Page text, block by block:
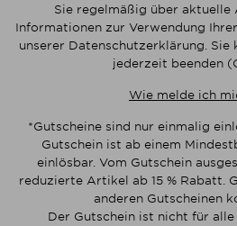
Sie regelmäßig über aktuelle
Informationen zur Verwendung
unserer Datenschutzerklärung. Sie
jederzeit beenden
Wie melde ich
*Gutscheine sind nur einmalig
Gutschein ist ab einem
einlösbar. Vom Gutschein
reduzierte Artikel ab 15 % Rabatt.
anderen Gutscheinen
Der Gutschein ist nicht für alle